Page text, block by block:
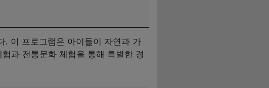
. 이 프로그램은 아이들이 자연과 가
과 전통문화 체험을 통해 특별한 경